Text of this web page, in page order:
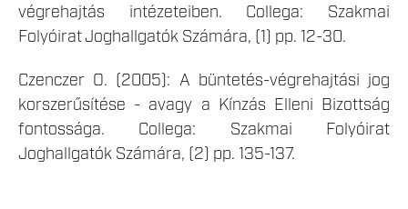
végrehajtás intézeteiben. Collega: Szakmai
Folyóirat Joghallgatók Számára, (1) pp. 12-30.
Czenczer O. (2005): A büntetés-végrehajtási jog
korszerűsítése - avagy a Kínzás Elleni Bizottság
fontossága. Collega: Szakmai Folyóirat
Joghallgatók Számára, (2) pp. 135-137.